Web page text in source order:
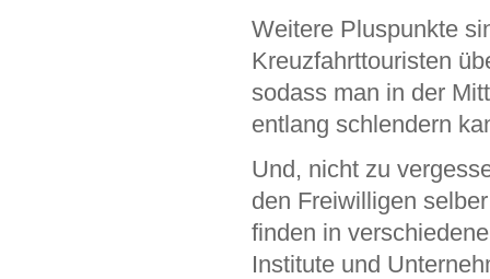
Weitere Pluspunkte
Kreuzfahrttouristen
sodass man in der
entlang schlendern
Und, nicht zu
den Freiwilligen
finden in
Institute und